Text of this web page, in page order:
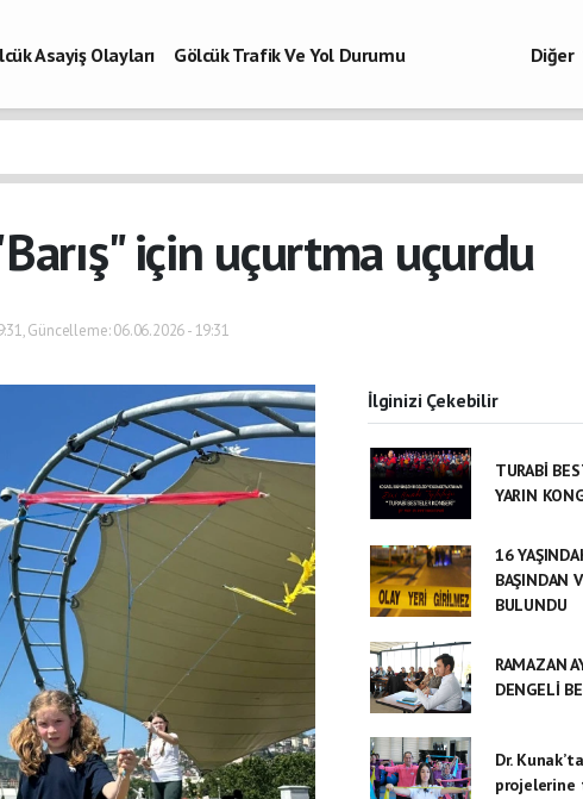
Asayiş Olayları
Gölcük Trafik Ve Yol Durumu
Diğer
için uçurtma uçurdu
Güncelleme: 06.06.2026 - 19:31
İlginizi Çekebilir
TURABİ
YARIN
16
BAŞINDAN
BULUNDU
RAMAZAN
DENGELİ
Dr.